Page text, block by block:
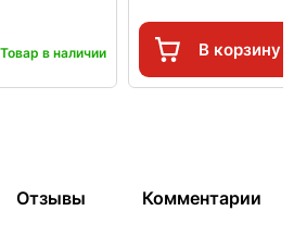
Товар в наличии В корзину
Отзывы Комментарии